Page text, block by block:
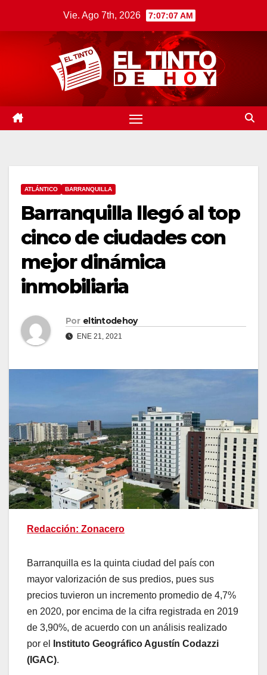
Vie. Ago 7th, 2026 7:07:08 AM
ATLÁNTICO BARRANQUILLA
Barranquilla llegó al top
cinco de ciudades con
mejor dinámica
inmobiliaria
Por eltintodehoy
ENE 21, 2021
Redacción: Zonacero
Barranquilla es la quinta ciudad del país con
mayor valorización de sus predios, pues sus
precios tuvieron un incremento promedio de 4,7%
en 2020, por encima de la cifra registrada en 2019
de 3,90%, de acuerdo con un análisis realizado
por el
Instituto Geográfico Agustín Codazzi
(IGAC).